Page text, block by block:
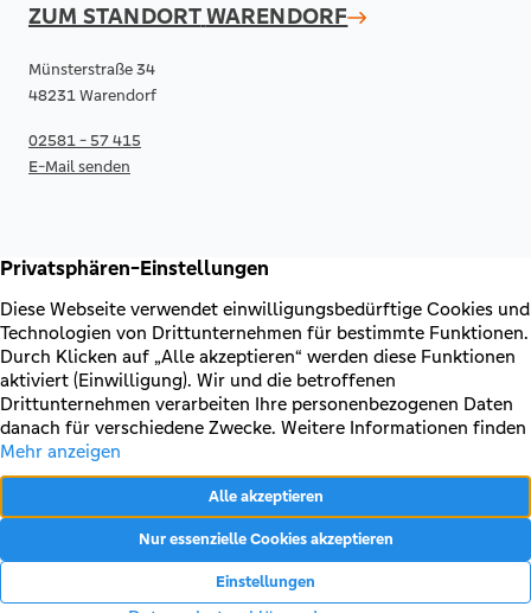
ZUM STANDORTWARENDORF
Münsterstraße 34
48231 Warendorf
02581 - 57 415
E-Mail senden
RECHTLICHES & KONTAKT
Kontakt
AGB & Sonderbedingungen
Erklärung zur Barrierefreiheit
Impressum
Datenschutz
VERTRAG WIDERRUFEN